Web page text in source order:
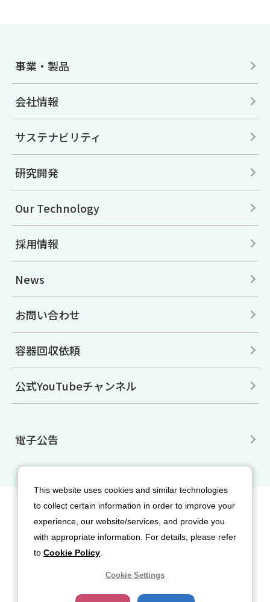
事業・製品
会社情報
サステナビリティ
研究開発
Our Technology
採用情報
News
お問い合わせ
容器回収依頼
公式YouTubeチャンネル
電子公告
利用規約
個人情報保護方針
クッキー（Cookie）ポリシー
ソーシャルメディア利用規約
This website uses cookies and similar technologies
to collect certain information in order to improve your
experience, our website/services, and provide you
with appropriate information. For details, please refer
to Cookie Policy
Cookie Settings